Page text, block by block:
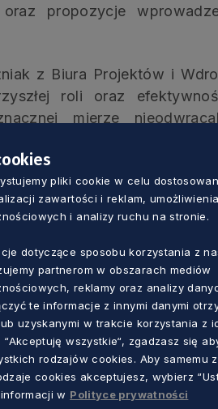
propozycje
z Biura Projektów i
roli oraz
mierze
ma szans odgrywać
degradacji upatruje
na jakie będą
Sas-Bojarska z
wielkich
wariantów były mniej
przesłanki
negatywny wpływ na
ochrony przyrody.
Zakład Realizacji
otaczających TPK
oraz wzmocnienia
pliki cookie w celu
zawartości i reklam,
i analizy ruchu na stronie.
dotyczące sposobu korzystania z
partnerom w obszarach mediów
reklamy oraz analizy
te informacje z innymi danymi
uzyskanymi w trakcie korzystania z
“Akceptuję wszystkie“, zgadzasz się
rodzajów cookies. Aby samemu
cookies akceptujesz, wybierz
w Polityce prywatności